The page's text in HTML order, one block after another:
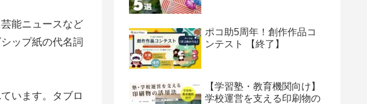
能ニュースなど
ップ紙の代名詞
います。タブロ
ポコ助5周年！創作作品コ
ンテスト 【終了】
【学習塾・教育機関向け】
学校運営を支える印刷物の